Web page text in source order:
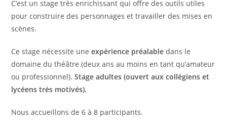
C’est un stage très enrichissant qui offre des outils utiles
pour construire des personnages et travailler des mises en
scènes.
Ce stage nécessite uneexpérience préalable dans le
domaine du théâtre (deux ans au moins en tant qu’amateur
ou professionnel).Stage adultes(ouvert aux collégiens et
lycéens très motivés).
Nous accueillons de 6 à 8 participants.